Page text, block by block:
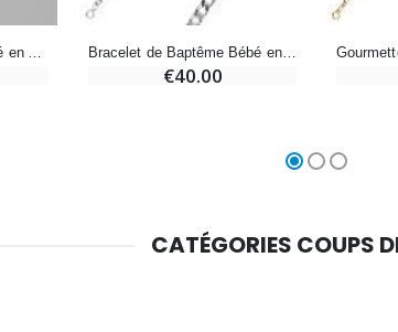
Bougie Neuvaine pour une Guérison - 17.5cm Croix Enfant en Bois Eglise Papillons et Arc-en-ciel 15 cm
€23.00
Bracelet Gourmette Bébé en Argent - Maille Gourmette Bracelet de Baptême Bébé en Argent 925/1000 - Maille Gourmette
€40.00
CATÉGORIES COUPS